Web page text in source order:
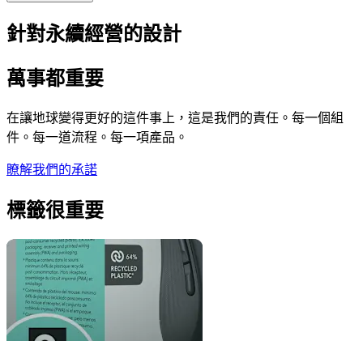
針對永續經營的設計
萬事都重要
在讓地球變得更好的這件事上，這是我們的責任。每一個組
件。每一道流程。每一項產品。
瞭解我們的承諾
標籤很重要